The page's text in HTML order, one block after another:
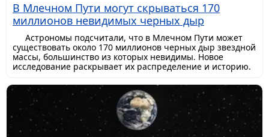
В Млечном Пути могут скрываться 170
миллионов невидимых черных дыр
Астрономы подсчитали, что в Млечном Пути может
существовать около 170 миллионов черных дыр звездной
массы, большинство из которых невидимы. Новое
исследование раскрывает их распределение и историю.